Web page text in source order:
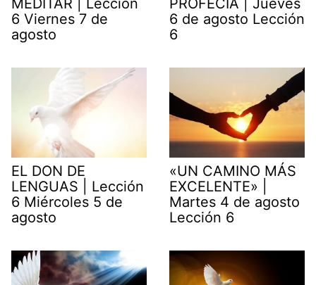
6 Viernes 7 de
agosto
6 de agosto Lección
6
EL DON DE
LENGUAS | Lección
6 Miércoles 5 de
agosto
«UN CAMINO MÁS
EXCELENTE» |
Martes 4 de agosto
Lección 6